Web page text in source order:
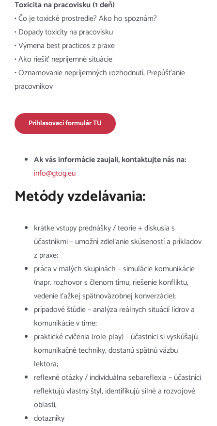
Toxicita na pracovisku (1 deň)
• Čo je toxické prostredie? Ako ho spoznám?
• Dopady toxicity na pracovisku
• Výmena best practices z praxe
• Ako riešiť nepríjemné situácie
• Oznamovanie nepríjemných rozhodnutí, Prepúšťanie
pracovníkov
Prihlasovací formulár TU
Ak vás informácie zaujali, kontaktujte nás na:
info@gtog.eu
Metódy vzdelávania:
krátke vstupy prednášky / teorie + diskusia s
účastníkmi – umožní zdieľanie skúseností a príkladov
z praxe;
práca v malých skupinách – simulácie komunikácie
(napr. rozhovor s členom tímu, riešenie konfliktu,
vedenie ťažkej spätnoväzobnej konverzácie);
prípadové štúdie – analýza reálnych situácií lídrov a
komunikácie v tíme;
praktické cvičenia (role-play) – účastníci si vyskúšajú
komunikačné techniky, dostanú spätnú väzbu
lektora;
reflexné otázky / individuálna sebareflexia – účastníci
reflektujú vlastný štýl, identifikujú silné a rozvojové
oblasti;
dotazníky